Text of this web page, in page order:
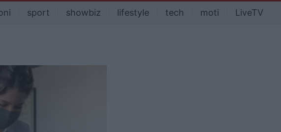
sport showbiz lifestyle tech moti LiveTV